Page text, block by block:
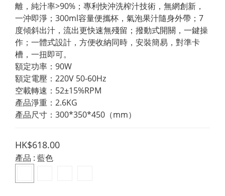
離，純汁率>90%；專利快沖洗榨汁技術，無網創新，
一沖即淨；300ml容量便攜杯，氣泡果汁隨身外帶；7
度傾斜出汁，流出更快速無殘留；撥動式開關，一鍵操
作；一體式設計，方便收納同時，安裝簡易，對準卡
槽，一扭即可。
額定功率：90W
額定電壓：220V 50-60Hz
空載轉速：52±15%RPM
產品淨重：2.6KG
產品尺寸：300*350*450（mm）
HK$618.00
產品 : 藍色